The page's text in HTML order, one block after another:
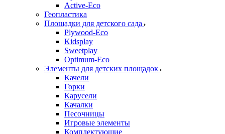
Active-Eco
Геопластика
Площадки для детского сада
Plywood-Eco
Kidsplay
Sweetplay
Оptimum-Еco
Элементы для детских площадок
Качели
Горки
Карусели
Качалки
Песочницы
Игровые элементы
Комплектующие